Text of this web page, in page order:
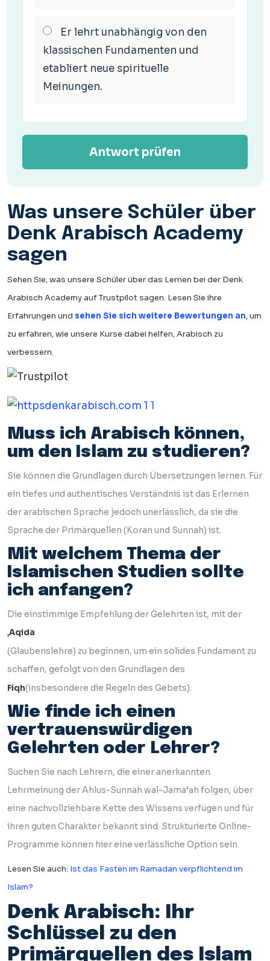
Er lehrt unabhängig von den
klassischen Fundamenten und
etabliert neue spirituelle
Meinungen.
Antwort prüfen
Was unsere Schüler über
Denk Arabisch Academy
sagen
Sehen Sie, was unsere Schüler über das Lernen bei der Denk
Arabisch Academy auf Trustpilot sagen. Lesen Sie ihre
Erfahrungen und sehen Sie sich weitere Bewertungen an, um
zu erfahren, wie unsere Kurse dabei helfen, Arabisch zu
verbessern.
Muss ich Arabisch können,
um den Islam zu studieren?
Sie können die Grundlagen durch Übersetzungen lernen. Für
ein tiefes und authentisches Verständnis ist das Erlernen
der arabischen Sprache jedoch unerlässlich, da sie die
Sprache der Primärquellen (Koran und Sunnah) ist.
Mit welchem Thema der
Islamischen Studien sollte
ich anfangen?
Die einstimmige Empfehlung der Gelehrten ist, mit der
‚Aqida
(Glaubenslehre) zu beginnen, um ein solides Fundament zu
schaffen, gefolgt von den Grundlagen des
Fiqh(insbesondere die Regeln des Gebets).
Wie finde ich einen
vertrauenswürdigen
Gelehrten oder Lehrer?
Suchen Sie nach Lehrern, die einer anerkannten
Lehrmeinung der Ahlus-Sunnah wal-Jama’ah folgen, über
eine nachvollziehbare Kette des Wissens verfügen und für
ihren guten Charakter bekannt sind. Strukturierte Online-
Programme können hier eine verlässliche Option sein.
Lesen Sie auch: Ist das Fasten im Ramadan verpflichtend im
Islam?
Denk Arabisch: Ihr
Schlüssel zu den
Primärquellen des Islam